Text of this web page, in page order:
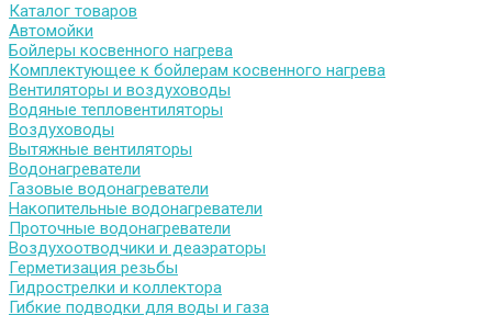
Каталог товаров
Автомойки
Бойлеры косвенного нагрева
Комплектующее к бойлерам косвенного нагрева
Вентиляторы и воздуховоды
Водяные тепловентиляторы
Воздуховоды
Вытяжные вентиляторы
Водонагреватели
Газовые водонагреватели
Накопительные водонагреватели
Проточные водонагреватели
Воздухоотводчики и деаэраторы
Герметизация резьбы
Гидрострелки и коллектора
Гибкие подводки для воды и газа